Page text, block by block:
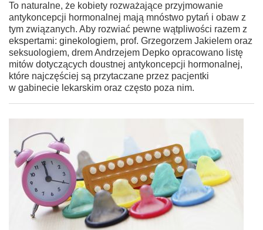
To naturalne, że kobiety rozważające przyjmowanie
antykoncepcji hormonalnej mają mnóstwo pytań i obaw z
tym związanych. Aby rozwiać pewne wątpliwości razem z
ekspertami: ginekologiem, prof. Grzegorzem Jakielem oraz
seksuologiem, drem Andrzejem Depko opracowano listę
mitów dotyczących doustnej antykoncepcji hormonalnej,
które najczęściej są przytaczane przez pacjentki
w gabinecie lekarskim oraz często poza nim.